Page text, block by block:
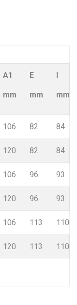
A1
mm
E
mm mm
106 82 84
120 82 84
106 96 93
120 96 93
106 113 110
120 113 110